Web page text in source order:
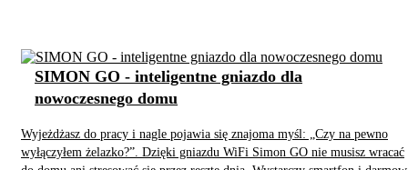
wierzchniego krycia i podkładowe, ale także kompletne rozwiązania
izolacyjne z chemią budowlaną i termoizolacją. Produkty znajdują
zastosowanie na dachach płaskich, tarasach, dachach zielonych czy podczas
uzyskania gwarancji nawet do 26 lat. Wysoka jakość, energooszczędność
oraz zgodność z europejskimi normami sprawiają, że swissporBIKUTOP
niezawodne rozwiązanie dla nowoczesnego budownictwa.
Wyjeżdżasz do pracy i nagle pojawia się znajoma myśl: „Czy na pewno
wyłączyłem żelazko?”. Dzięki gniazdu WiFi Simon GO nie musisz wracać
SIMON GO - inteligentne gniazdo dla
nowoczesnego domu